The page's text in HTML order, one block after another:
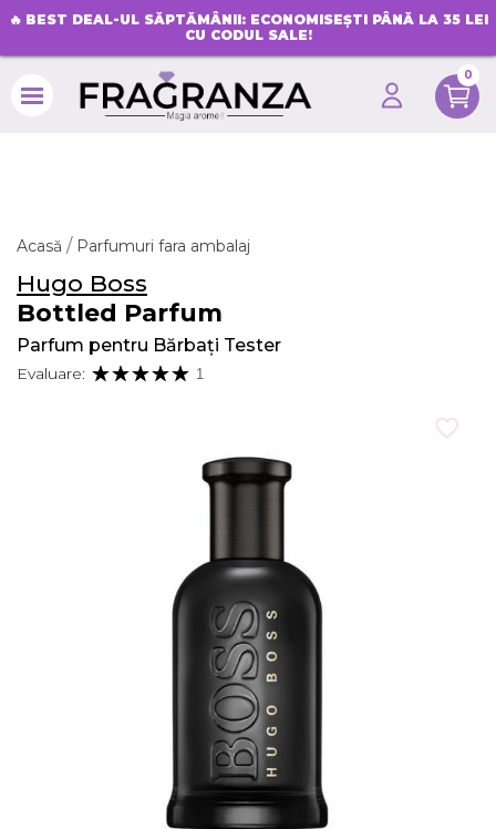
🔥 BEST DEAL-UL SĂPTĂMÂNII: ECONOMISEȘTI PÂNĂ LA 35 LEI
CU CODUL SALE!
0
Acasă Parfumuri fara ambalaj
Hugo Boss
Bottled Parfum
Parfum pentru Bărbați Tester
Evaluare: 1